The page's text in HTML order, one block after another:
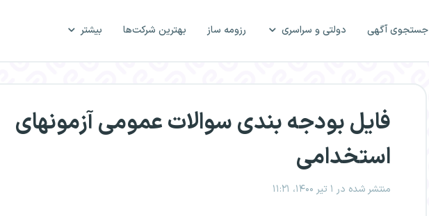
جستجوی آگهی دولتی و سراسری رزومه ساز بهترین شرکت‌ها بیشتر
فایل بودجه بندی سوالات عمومی آزمونهای
استخدامی
منتشر شده در ۱ تیر ۱۴۰۰، ۱۱:۲۱